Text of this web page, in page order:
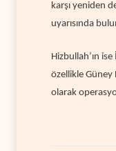
karşı yeniden
uyarısında
Hizbullah’ın
özellikle Güney
olarak